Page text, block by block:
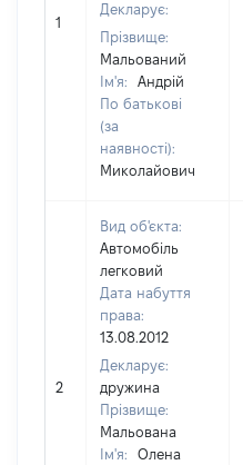
1
Декларує:
Прізвище:
Мальований
Ім'я:
Андрій
По батькові
(за
наявності):
Миколайович
2
Вид об'єкта:
Автомобіль
легковий
Дата набуття
права:
13.08.2012
Декларує:
дружина
Прізвище:
Мальована
Ім'я:
Олена